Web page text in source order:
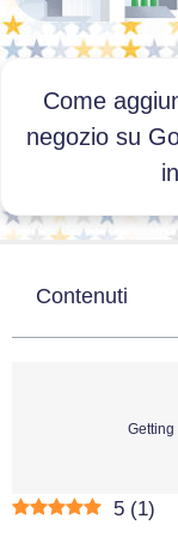
Come
negozio su
Contenuti
Getting
5 (1)